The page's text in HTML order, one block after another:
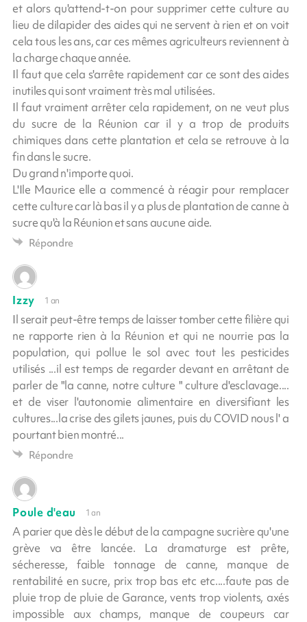
et alors qu'attend-t-on pour supprimer cette culture au
lieu de dilapider des aides qui ne servent à rien et on voit
cela tous les ans, car ces mêmes agriculteurs reviennent à
la charge chaque année.
Il faut que cela s'arrête rapidement car ce sont des aides
inutiles qui sont vraiment très mal utilisées.
Il faut vraiment arrêter cela rapidement, on ne veut plus
du sucre de la Réunion car il y a trop de produits
chimiques dans cette plantation et cela se retrouve à la
fin dans le sucre.
Du grand n'importe quoi.
L'Ile Maurice elle a commencé à réagir pour remplacer
cette culture car là bas il y a plus de plantation de canne à
sucre qu'à la Réunion et sans aucune aide.
Répondre
Izzy 1 an
Il serait peut-être temps de laisser tomber cette filière qui
ne rapporte rien à la Réunion et qui ne nourrie pas la
population, qui pollue le sol avec tout les pesticides
utilisés ...il est temps de regarder devant en arrêtant de
parler de "la canne, notre culture " culture d'esclavage....
et de viser l'autonomie alimentaire en diversifiant les
cultures...la crise des gilets jaunes, puis du COVID nous l' a
pourtant bien montré...
Répondre
Poule d'eau 1 an
A parier que dès le début de la campagne sucrière qu'une
grève va être lancée. La dramaturge est prête,
sécheresse, faible tonnage de canne, manque de
rentabilité en sucre, prix trop bas etc etc....faute pas de
pluie trop de pluie de Garance, vents trop violents, axés
impossible aux champs, manque de coupeurs car